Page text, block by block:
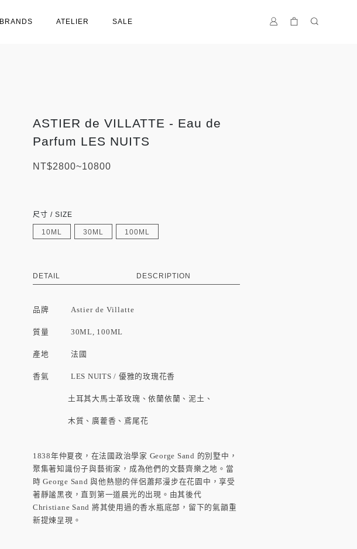
BRANDS ATELIER SALE
ASTIER de VILLATTE - Eau de
Parfum LES NUITS
NT$2800~10800
尺寸 / SIZE
10ML 30ML 100ML
DETAIL DESCRIPTION
品牌 Astier de Villatte
質量 30ML, 100ML
產地 法國
香氣 LES NUITS / 優雅的玫瑰花香
土耳其大馬士革玫瑰、依蘭依蘭、泥土、
木質、廣藿香、鳶尾花
1838年仲夏夜，在法國政治學家 George Sand 的別墅中，
聚集著知識份子與藝術家，成為他們的文藝齊樂之地。當
時 George Sand 與他熱戀的伴侶蕭邦漫步在花園中，享受
著靜謐黑夜，直到第一道晨光的出現。由其後代
Christiane Sand 將其使用過的香水瓶底部，留下的氣韻重
新提煉呈現。